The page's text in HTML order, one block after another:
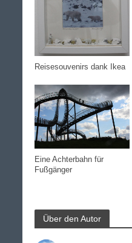
Reisesouvenirs dank Ikea
Eine Achterbahn für
Fußgänger
Über den Autor